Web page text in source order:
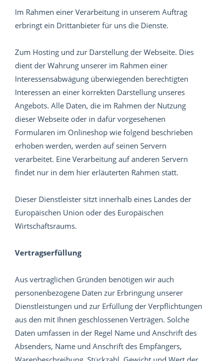
Im Rahmen einer Verarbeitung in unserem Auftrag
erbringt ein Drittanbieter für uns die Dienste.
Zum Hosting und zur Darstellung der Webseite. Dies
dient der Wahrung unserer im Rahmen einer
Interessensabwägung überwiegenden berechtigten
Interessen an einer korrekten Darstellung unseres
Angebots. Alle Daten, die im Rahmen der Nutzung
dieser Webseite oder in dafür vorgesehenen
Formularen im Onlineshop wie folgend beschrieben
erhoben werden, werden auf seinen Servern
verarbeitet. Eine Verarbeitung auf anderen Servern
findet nur in dem hier erläuterten Rahmen statt.
Dieser Dienstleister sitzt innerhalb eines Landes der
Europäischen Union oder des Europäischen
Wirtschaftsraums.
Vertragserfüllung
Aus vertraglichen Gründen benötigen wir auch
personenbezogene Daten zur Erbringung unserer
Dienstleistungen und zur Erfüllung der Verpflichtungen
aus den mit Ihnen geschlossenen Verträgen. Solche
Daten umfassen in der Regel Name und Anschrift des
Absenders, Name und Anschrift des Empfängers,